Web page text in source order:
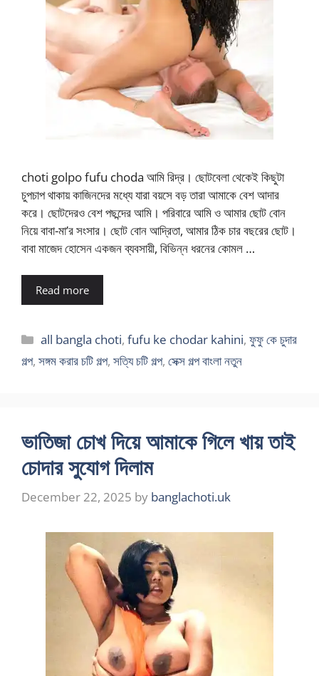
choti golpo fufu choda আমি রিদ্র। ছোটবেলা থেকেই কিছুটা
চুপচাপ থাকায় কাজিনদের মধ্যে যারা বয়সে বড় তারা আমাকে বেশ আদার
করে। ছোটদেরও বেশ পছন্দের আমি। পরিবারে আমি ও আমার ছোট বোন
নিয়ে বাবা-মা’র সংসার। ছোট বোন আদ্রিতা, আমার ঠিক চার বছরের ছোট।
বাবা মাজেদ হোসেন একজন ব্যবসায়ী, বিভিন্ন ধরনের কোমল …
Read more
Categories
all bangla choti,fufu ke chodar kahini,ফুফু কে চুদার
গল্প, সঙ্গম করার চটি গল্প, সত্যি চটি গল্প, সেক্স গল্প বাংলা নতুন
ভাতিজা চোখ দিয়ে আমাকে গিলে খায় তাই
চোদার সুযোগ দিলাম
December 22, 2025 by banglachoti.uk